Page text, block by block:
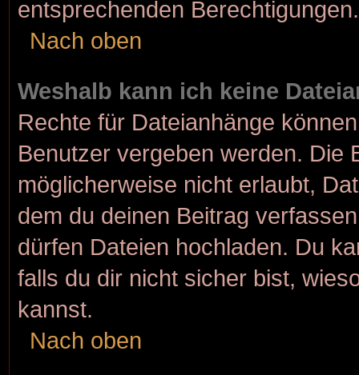
entsprechenden Berechtigungen.
Nach oben
Weshalb kann ich keine
Rechte für Dateianhänge
Benutzer vergeben werden. Die
möglicherweise nicht erlaubt,
dem du deinen Beitrag
dürfen Dateien hochladen. Du
falls du dir nicht sicher bist,
kannst.
Nach oben